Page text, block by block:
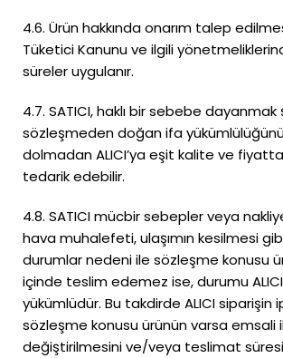
4.6. Ürün hakkında onarım talep
Tüketici Kanunu ve ilgili
süreler uygulanır.
4.7. SATICI, haklı bir sebebe dayanmak
sözleşmeden doğan ifa
dolmadan ALICI’ya eşit kalite ve fiyatta
tedarik edebilir.
4.8. SATICI mücbir sebepler veya
hava muhalefeti, ulaşımın kesilmesi
durumlar nedeni ile sözleşme konusu
içinde teslim edemez ise, durumu
yükümlüdür. Bu takdirde ALICI siparişin
sözleşme konusu ürünün varsa emsali
değiştirilmesini ve/veya teslimat